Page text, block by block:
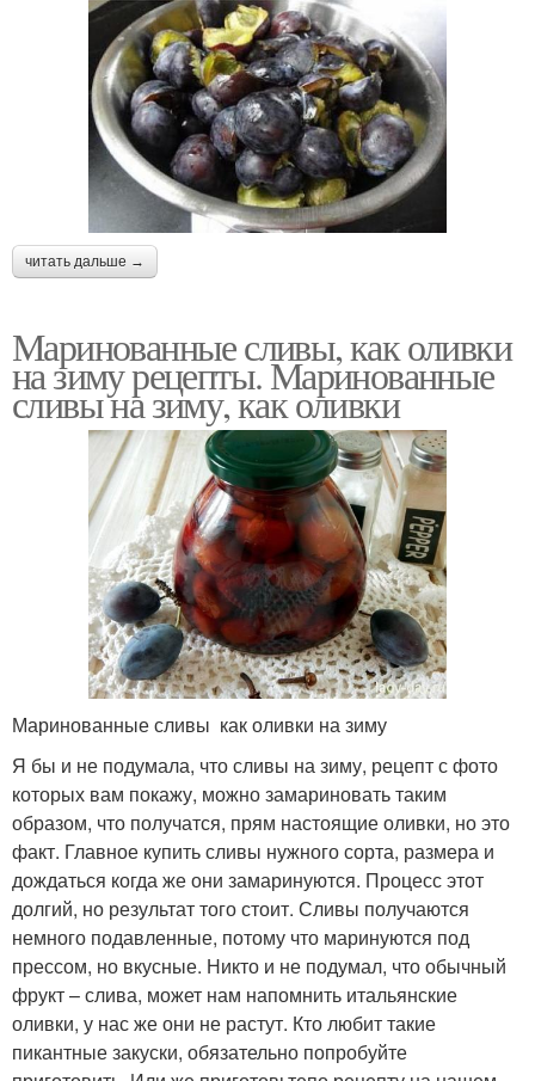
читать дальше →
Маринованные сливы, как оливки
на зиму рецепты. Маринованные
сливы на зиму, как оливки
Маринованные сливы как оливки на зиму
Я бы и не подумала, что сливы на зиму, рецепт с фото
которых вам покажу, можно замариновать таким
образом, что получатся, прям настоящие оливки, но это
факт. Главное купить сливы нужного сорта, размера и
дождаться когда же они замаринуются. Процесс этот
долгий, но результат того стоит. Сливы получаются
немного подавленные, потому что маринуются под
прессом, но вкусные. Никто и не подумал, что обычный
фрукт – слива, может нам напомнить итальянские
оливки, у нас же они не растут. Кто любит такие
пикантные закуски, обязательно попробуйте